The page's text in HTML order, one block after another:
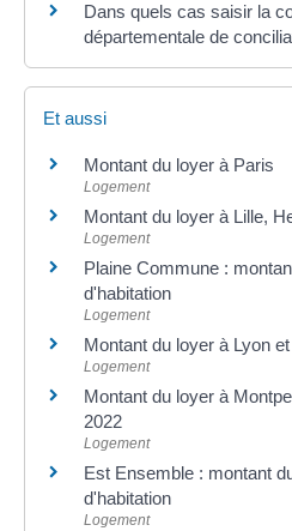
Dans quels cas saisir la
départementale de
Et aussi
Montant du loyer à Paris
Logement
Montant du loyer à Lille,
Logement
Plaine Commune :
d'habitation
Logement
Montant du loyer à Lyon
Logement
Montant du loyer à
2022
Logement
Est Ensemble : montant
d'habitation
Logement